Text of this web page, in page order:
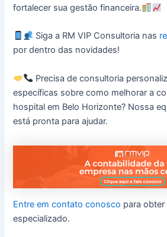
fortalecer sua gestão financeira.
Siga a RM VIP Consultoria nas
por dentro das novidades!
Precisa de consultoria
específicas sobre como melhorar a
hospital em Belo Horizonte? Nossa
está pronta para ajudar.
Entre em contato conosco para
especializado.